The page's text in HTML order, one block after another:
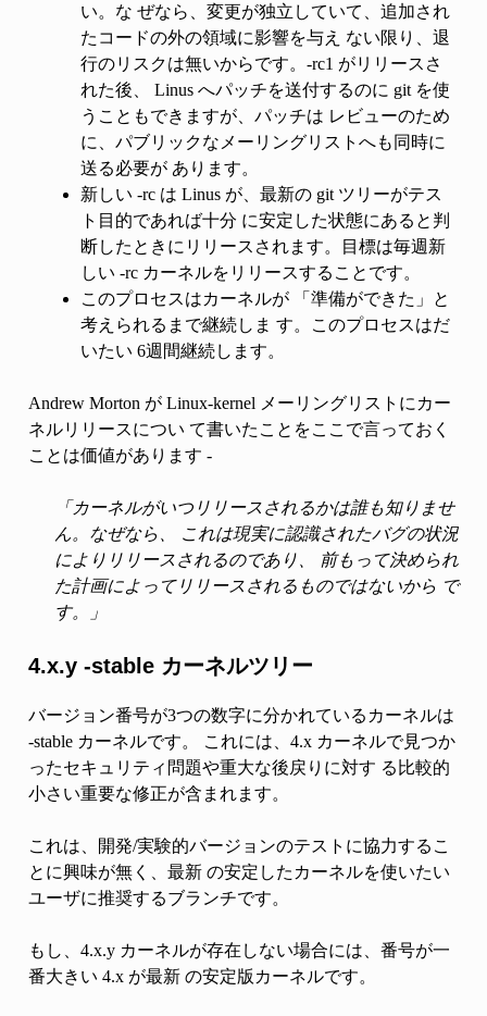
い。な ぜなら、変更が独立していて、追加され
たコードの外の領域に影響を与え ない限り、退
行のリスクは無いからです。-rc1 がリリースさ
れた後、 Linus へパッチを送付するのに git を使
うこともできますが、パッチは レビューのため
に、パブリックなメーリングリストへも同時に
送る必要が あります。
新しい -rc は Linus が、最新の git ツリーがテス
ト目的であれば十分 に安定した状態にあると判
断したときにリリースされます。目標は毎週新
しい -rc カーネルをリリースすることです。
このプロセスはカーネルが 「準備ができた」と
考えられるまで継続しま す。このプロセスはだ
いたい 6週間継続します。
Andrew Morton が Linux-kernel メーリングリストにカー
ネルリリースについ て書いたことをここで言っておく
ことは価値があります -
「カーネルがいつリリースされるかは誰も知りませ
ん。なぜなら、 これは現実に認識されたバグの状況
によりリリースされるのであり、 前もって決められ
た計画によってリリースされるものではないから で
す。」
4.x.y -stable カーネルツリー
バージョン番号が3つの数字に分かれているカーネルは
-stable カーネルです。 これには、4.x カーネルで見つか
ったセキュリティ問題や重大な後戻りに対す る比較的
小さい重要な修正が含まれます。
これは、開発/実験的バージョンのテストに協力するこ
とに興味が無く、最新 の安定したカーネルを使いたい
ユーザに推奨するブランチです。
もし、4.x.y カーネルが存在しない場合には、番号が一
番大きい 4.x が最新 の安定版カーネルです。